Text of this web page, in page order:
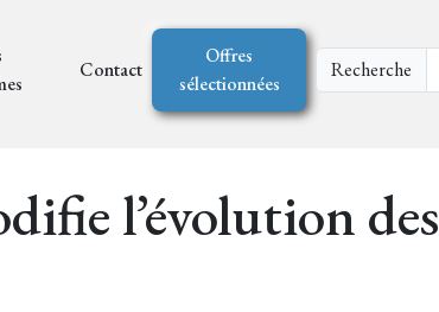
Contact
Offres
sélectionnées
Recherche
l’évolution des